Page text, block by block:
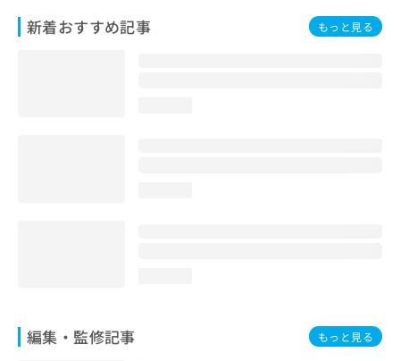
新着おすすめ記事 もっと見る
編集・監修記事 もっと見る
問